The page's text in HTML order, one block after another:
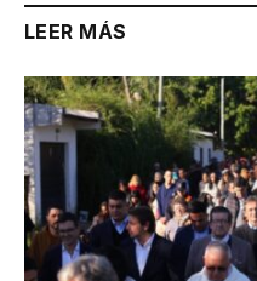
LEER MÁS